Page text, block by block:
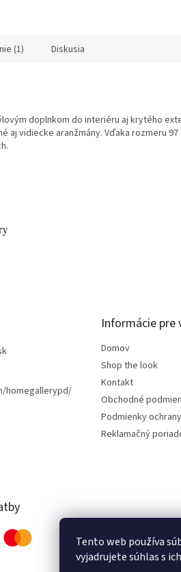
Tento web používa
vyjadrujete súhlas s
(1) Diskusia
doplnkom do interiéru aj krytého
aj vidiecke aranžmány. Vďaka rozmeru
homegallerypd/
Informácie pre
Domov
Shop the look
Kontakt
Obchodné
Podmienky
Reklamačný